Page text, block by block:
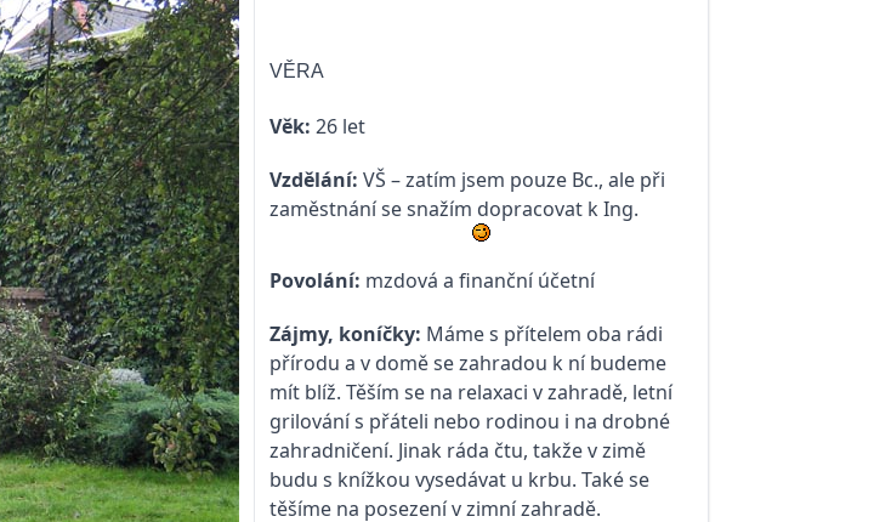
VĚRA
Věk: 26 let
Vzdělání: VŠ – zatím jsem pouze Bc., ale při
zaměstnání se snažím dopracovat k Ing.
Povolání: mzdová a finanční účetní
Zájmy, koníčky: Máme s přítelem oba rádi
přírodu a v domě se zahradou k ní budeme
mít blíž. Těším se na relaxaci v zahradě, letní
grilování s přáteli nebo rodinou i na drobné
zahradničení. Jinak ráda čtu, takže v zimě
budu s knížkou vysedávat u krbu. Také se
těšíme na posezení v zimní zahradě.